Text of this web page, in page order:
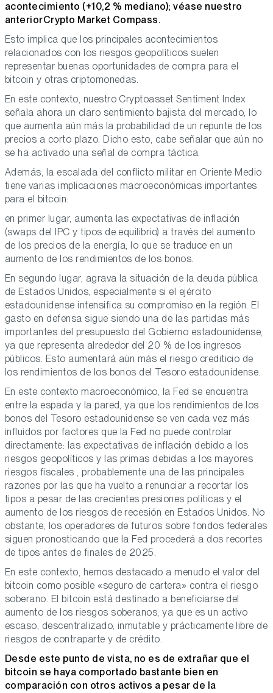
acontecimiento (+10,2 % mediano); véase nuestro
anteriorCrypto Market Compass.
Esto implica que los principales acontecimientos
relacionados con los riesgos geopolíticos suelen
representar buenas oportunidades de compra para el
bitcoin y otras criptomonedas.
En este contexto, nuestro Cryptoasset Sentiment Index
señala ahora un claro sentimiento bajista del mercado, lo
que aumenta aún más la probabilidad de un repunte de los
precios a corto plazo. Dicho esto, cabe señalar que aún no
se ha activado una señal de compra táctica.
Además, la escalada del conflicto militar en Oriente Medio
tiene varias implicaciones macroeconómicas importantes
para el bitcoin:
en primer lugar, aumenta las expectativas de inflación
(swaps del IPC y tipos de equilibrio) a través del aumento
de los precios de la energía, lo que se traduce en un
aumento de los rendimientos de los bonos.
En segundo lugar, agrava la situación de la deuda pública
de Estados Unidos, especialmente si el ejército
estadounidense intensifica su compromiso en la región. El
gasto en defensa sigue siendo una de las partidas más
importantes del presupuesto del Gobierno estadounidense,
ya que representa alrededor del 20 % de los ingresos
públicos. Esto aumentará aún más el riesgo crediticio de
los rendimientos de los bonos del Tesoro estadounidense.
En este contexto macroeconómico, la Fed se encuentra
entre la espada y la pared, ya que los rendimientos de los
bonos del Tesoro estadounidense se ven cada vez más
influidos por factores que la Fed no puede controlar
directamente: las expectativas de inflación debido a los
riesgos geopolíticos y las primas debidas a los mayores
riesgos fiscales , probablemente una de las principales
razones por las que ha vuelto a renunciar a recortar los
tipos a pesar de las crecientes presiones políticas y el
aumento de los riesgos de recesión en Estados Unidos. No
obstante, los operadores de futuros sobre fondos federales
siguen pronosticando que la Fed procederá a dos recortes
de tipos antes de finales de 2025.
En este contexto, hemos destacado a menudo el valor del
bitcoin como posible «seguro de cartera» contra el riesgo
soberano. El bitcoin está destinado a beneficiarse del
aumento de los riesgos soberanos, ya que es un activo
escaso, descentralizado, inmutable y prácticamente libre de
riesgos de contraparte y de crédito.
Desde este punto de vista, no es de extrañar que el
bitcoin se haya comportado bastante bien en
comparación con otros activos a pesar de la